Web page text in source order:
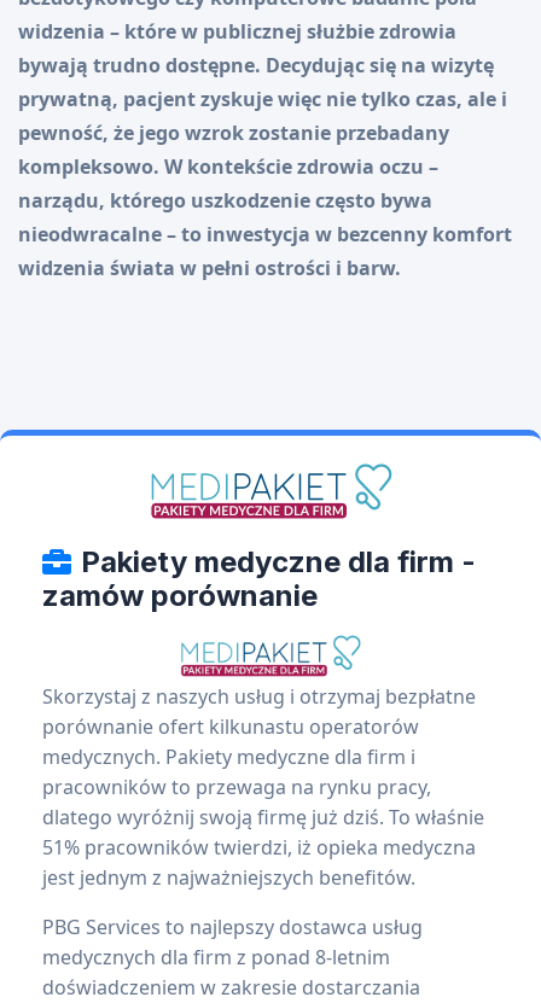
widzenia – które w publicznej służbie zdrowia
bywają trudno dostępne. Decydując się na wizytę
prywatną, pacjent zyskuje więc nie tylko czas, ale i
pewność, że jego wzrok zostanie przebadany
kompleksowo. W kontekście zdrowia oczu –
narządu, którego uszkodzenie często bywa
nieodwracalne – to inwestycja w bezcenny komfort
widzenia świata w pełni ostrości i barw.
Pakiety medyczne dla firm -
zamów porównanie
Skorzystaj z naszych usług i otrzymaj bezpłatne
porównanie ofert kilkunastu operatorów
medycznych. Pakiety medyczne dla firm i
pracowników to przewaga na rynku pracy,
dlatego wyróżnij swoją firmę już dziś. To właśnie
51% pracowników twierdzi, iż opieka medyczna
jest jednym z najważniejszych benefitów.
PBG Services to najlepszy dostawca usług
medycznych dla firm z ponad 8-letnim
doświadczeniem w zakresie dostarczania